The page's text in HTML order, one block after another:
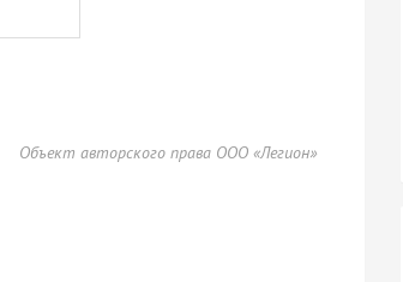
Объект авторского права ООО «Легион»